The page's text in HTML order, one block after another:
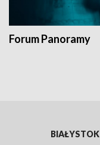
Forum Panoramy
BIAŁYSTOK